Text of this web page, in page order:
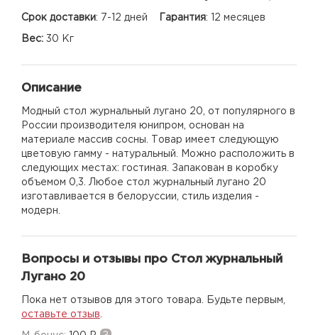
Срок доставки: 7-12 дней Гарантия: 12 месяцев
Вес: 30 Кг
Описание
Модный стол журнальный лугано 20, от популярного в
России производителя юнипром, основан на
материале массив сосны. Товар имеет следующую
цветовую гамму - натуральный. Можно расположить в
следующих местах: гостиная. Запакован в коробку
объемом 0,3. Любое стол журнальный лугано 20
изготавливается в белоруссии, стиль изделия -
модерн.
Вопросы и отзывы про Стол журнальный
Лугано 20
Пока нет отзывов для этого товара. Будьте первым,
оставьте отзыв